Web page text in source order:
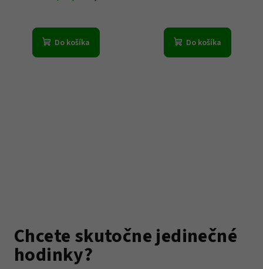
Do košíka Do košíka
Chcete skutočne jedinečné
hodinky?